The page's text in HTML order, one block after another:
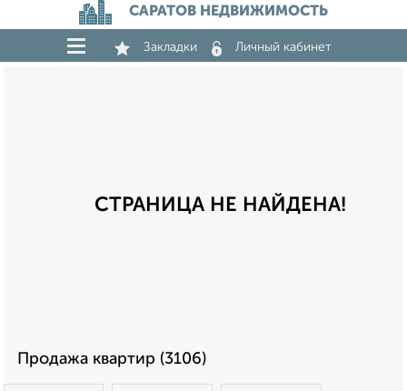
САРАТОВ НЕДВИЖИМОСТЬ
Закладки Личный кабинет
СТРАНИЦА НЕ НАЙДЕНА!
Продажа квартир (3106)